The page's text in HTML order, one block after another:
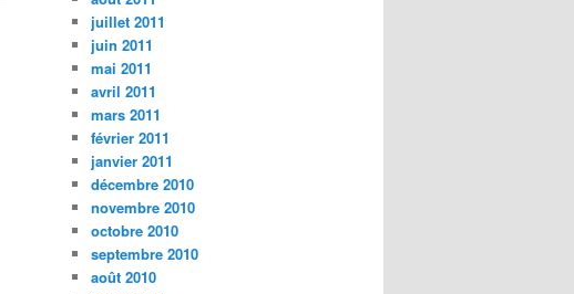
juillet 2011
juin 2011
mai 2011
avril 2011
mars 2011
février 2011
janvier 2011
décembre 2010
novembre 2010
octobre 2010
septembre 2010
août 2010